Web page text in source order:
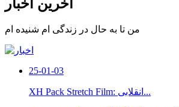
آخرین اخبار
من تا به حال در زندگی ام شنیده ام
25-01-03
XH Pack Stretch Film: انقلابی...